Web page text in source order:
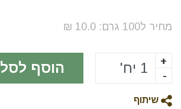
מחיר ל100 גרם:
10.0
₪
+
-
הוסף לסל
שיתוף